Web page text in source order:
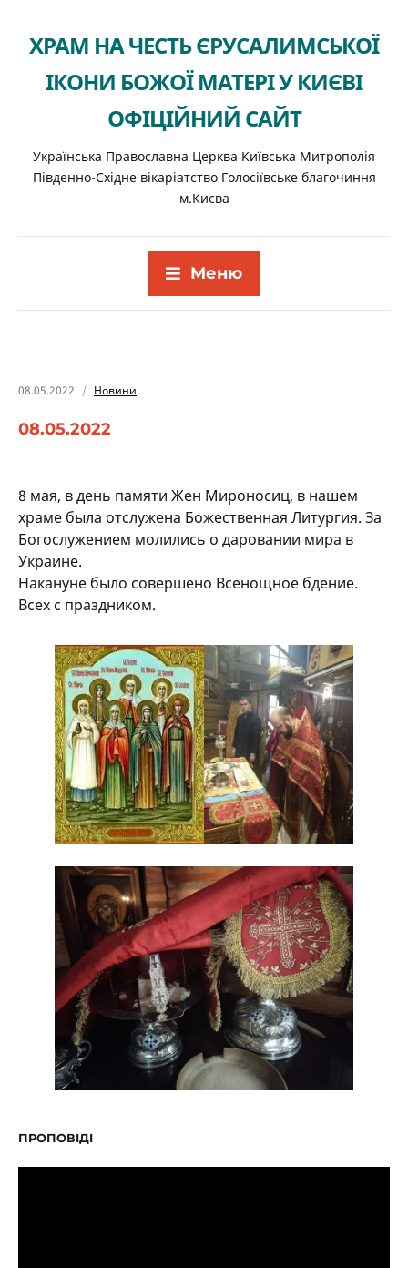
ХРАМ НА ЧЕСТЬ ЄРУСАЛИМСЬКОЇ
ІКОНИ БОЖОЇ МАТЕРІ У КИЄВІ
ОФІЦІЙНИЙ САЙТ
Українська Православна Церква Київська Митрополія
Південно-Східне вікаріатство Голосіївське благочиння
м.Києва
Меню
08.05.2022 Новини
08.05.2022
8 мая, в день памяти Жен Мироносиц, в нашем
храме была отслужена Божественная Литургия. За
Богослужением молились о даровании мира в
Украине.
Накануне было совершено Всенощное бдение.
Всех с праздником.
ПРОПОВІДІ